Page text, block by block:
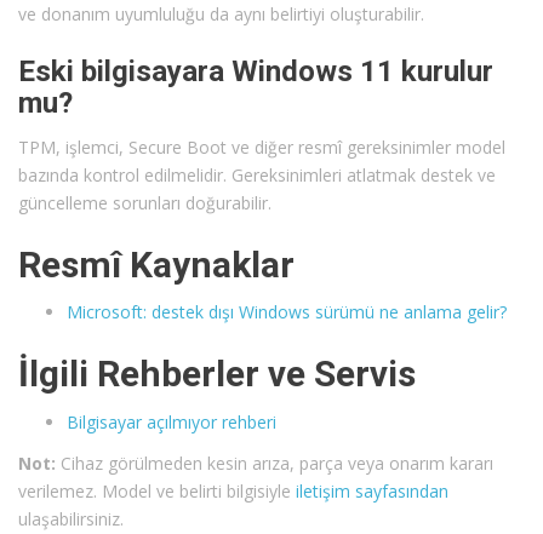
ve donanım uyumluluğu da aynı belirtiyi oluşturabilir.
Eski bilgisayara Windows 11 kurulur
mu?
TPM, işlemci, Secure Boot ve diğer resmî gereksinimler model
bazında kontrol edilmelidir. Gereksinimleri atlatmak destek ve
güncelleme sorunları doğurabilir.
Resmî Kaynaklar
Microsoft: destek dışı Windows sürümü ne anlama gelir?
İlgili Rehberler ve Servis
Bilgisayar açılmıyor rehberi
Not: Cihaz görülmeden kesin arıza, parça veya onarım kararı
verilemez. Model ve belirti bilgisiyle iletişim sayfasından
ulaşabilirsiniz.